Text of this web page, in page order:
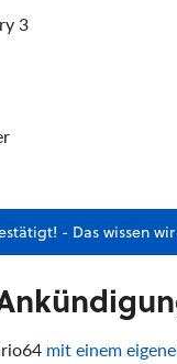
3
- Das wissen
mit einem